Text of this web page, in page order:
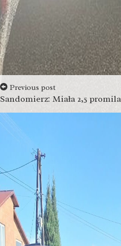
Previous post
Sandomierz: Miała 2,5